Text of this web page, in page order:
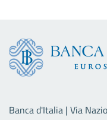
Banca d'Italia | Via